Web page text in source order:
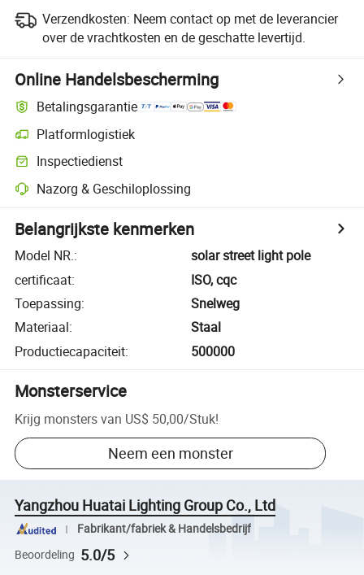
Verzendkosten: Neem contact op met de leverancier
over de vrachtkosten en de geschatte levertijd.
Online Handelsbescherming
Betalingsgarantie
Platformlogistiek
Inspectiedienst
Nazorg & Geschiloplossing
Belangrijkste kenmerken
Model NR.:
solar street light pole
certificaat:
ISO, cqc
Toepassing:
Snelweg
Materiaal:
Staal
Productiecapaciteit: 500000
Monsterservice
Krijg monsters van US$ 50,00/Stuk!
Neem een monster
Yangzhou Huatai Lighting Group Co., Ltd
Fabrikant/fabriek & Handelsbedrijf
Beoordeling 5.0/5